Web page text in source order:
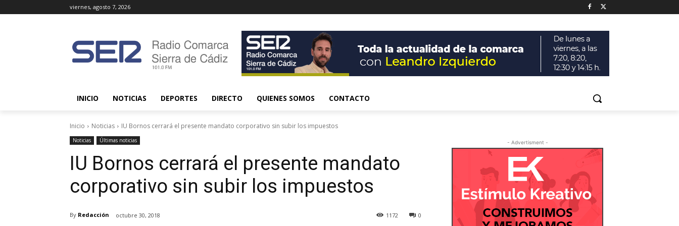
viernes, agosto 7, 2026
INICIO NOTICIAS DEPORTES DIRECTO QUIENES SOMOS CONTACTO
Inicio Noticias IU Bornos cerrará el presente mandato corporativo sin subir los impuestos
Noticias Últimas noticias
IU Bornos cerrará el presente mandato
corporativo sin subir los impuestos
By Redacción octubre 30, 2018 0
1172
- Advertisment -